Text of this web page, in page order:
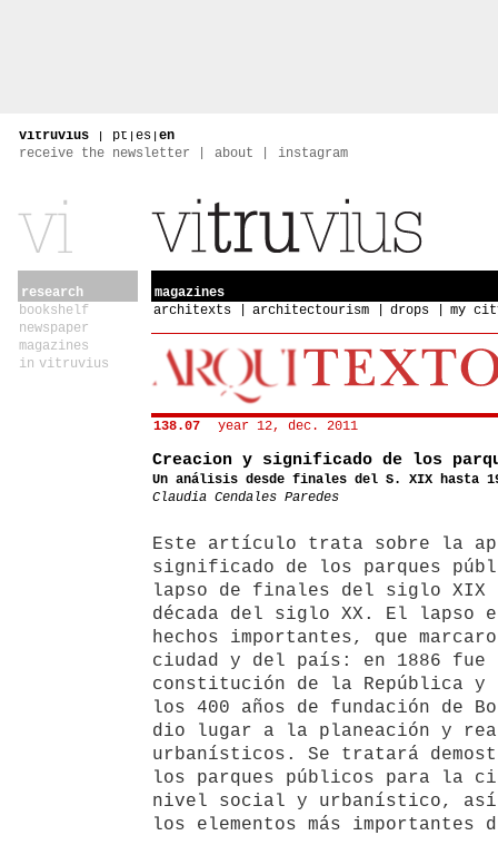
vitruvius | pt | es | en
receive the newsletter
about instagram
research
bookshelf
newspaper
magazines
in vitruvius
magazines
architexts
architectourism drops my
138.07 year 12, dec. 2011
Creacion y significado de los
Un análisis desde finales del S. XIX hasta
Claudia Cendales Paredes
Este artículo trata sobre la
significado de los parques
lapso de finales del siglo XIX
década del siglo XX. El lapso
hechos importantes, que
ciudad y del país: en 1886 fue
constitución de la República y
los 400 años de fundación de
dio lugar a la planeación y
urbanísticos. Se tratará
los parques públicos para la
nivel social y urbanístico, así
los elementos más importantes